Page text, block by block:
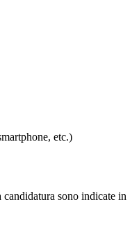
etc.)
sono indicate in